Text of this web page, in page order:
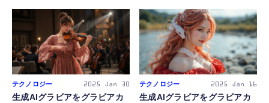
テクノロジー 2025 Jan 30
生成AIグラビアをグラビアカ
テクノロジー 2025 Jan 16
生成AIグラビアをグラビアカ